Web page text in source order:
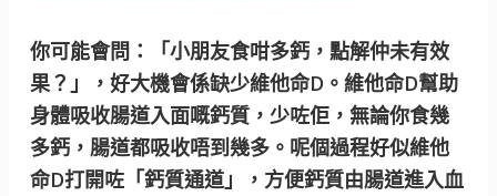
你可能會問：「小朋友食咁多鈣，點解仲未有效
果？」，好大機會係缺少維他命D。維他命D幫助
身體吸收腸道入面嘅鈣質，少咗佢，無論你食幾
多鈣，腸道都吸收唔到幾多。呢個過程好似維他
命D打開咗「鈣質通道」，方便鈣質由腸道進入血